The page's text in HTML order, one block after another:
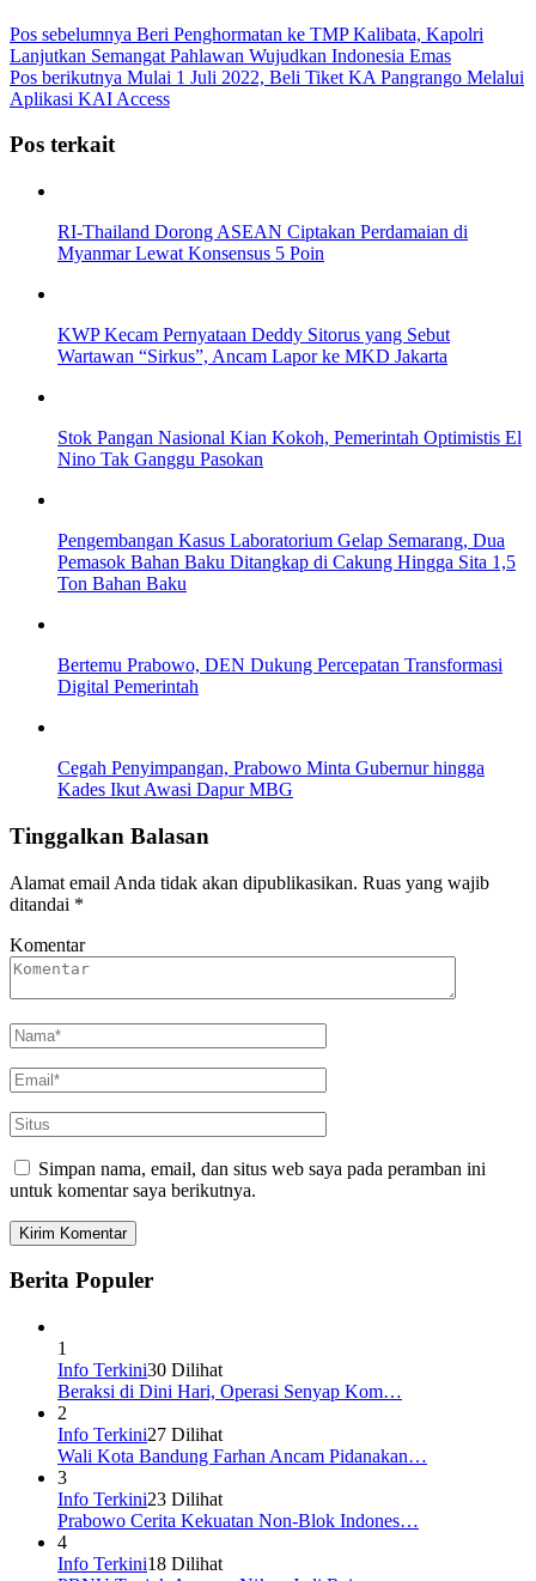
Pos sebelumnya Beri Penghormatan ke TMP Kalibata, Kapolri
Lanjutkan Semangat Pahlawan Wujudkan Indonesia Emas
Pos berikutnya Mulai 1 Juli 2022, Beli Tiket KA Pangrango Melalui
Aplikasi KAI Access
Pos terkait
RI-Thailand Dorong ASEAN Ciptakan Perdamaian di
Myanmar Lewat Konsensus 5 Poin
KWP Kecam Pernyataan Deddy Sitorus yang Sebut
Wartawan “Sirkus”, Ancam Lapor ke MKD Jakarta
Stok Pangan Nasional Kian Kokoh, Pemerintah Optimistis El
Nino Tak Ganggu Pasokan
Pengembangan Kasus Laboratorium Gelap Semarang, Dua
Pemasok Bahan Baku Ditangkap di Cakung Hingga Sita 1,5
Ton Bahan Baku
Bertemu Prabowo, DEN Dukung Percepatan Transformasi
Digital Pemerintah
Cegah Penyimpangan, Prabowo Minta Gubernur hingga
Kades Ikut Awasi Dapur MBG
Tinggalkan Balasan
Alamat email Anda tidak akan dipublikasikan. Ruas yang wajib
ditandai *
Komentar
Simpan nama, email, dan situs web saya pada peramban ini
untuk komentar saya berikutnya.
Berita Populer
1
Info Terkini30 Dilihat
Beraksi di Dini Hari, Operasi Senyap Kom…
2
Info Terkini27 Dilihat
Wali Kota Bandung Farhan Ancam Pidanakan…
3
Info Terkini23 Dilihat
Prabowo Cerita Kekuatan Non-Blok Indones…
4
Info Terkini18 Dilihat